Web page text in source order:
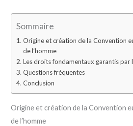
Sommaire
Origine et création de la Convention
de l’homme
Les droits fondamentaux garantis par
Questions fréquentes
Conclusion
Origine et création de la Convention
de l’homme